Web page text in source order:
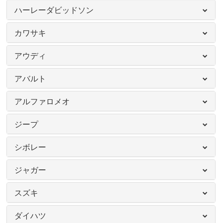
ハーレーダビッドソン
カワサキ
アウディ
アバルト
アルファロメオ
ジープ
シボレー
ジャガー
スズキ
ダイハツ